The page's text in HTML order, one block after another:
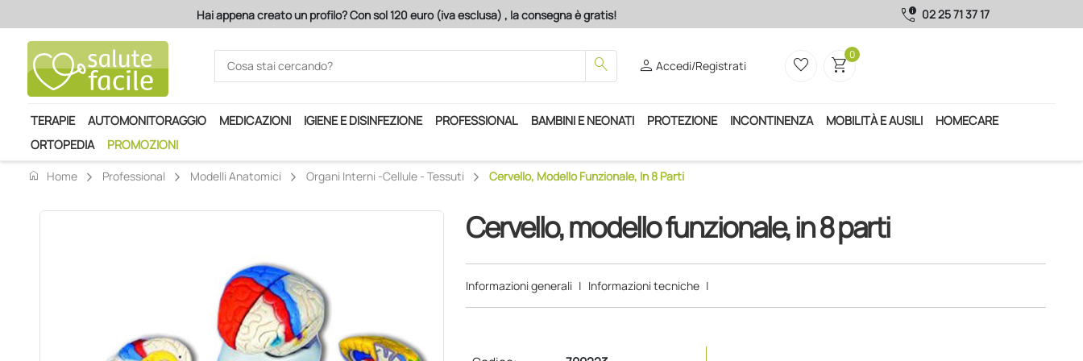
Hai appena creato un profilo? Con sol 120 euro (iva esclusa) , la consegna è gratis! call_quality 02 25 71 37 17
search personAccedi/Registrati favorite_border shopping_cart0
TERAPIE AUTOMONITORAGGIO MEDICAZIONI IGIENE E DISINFEZIONE PROFESSIONAL BAMBINI E NEONATI PROTEZIONE INCONTINENZA MOBILITÀ E AUSILI
HOMECARE
ORTOPEDIA
PROMOZIONI
home
Home Professional Modelli Anatomici Organi Interni -cellule - Tessuti Cervello, Modello Funzionale, In 8 Parti
Cervello, modello funzionale, in 8 parti
Informazioni generali | Informazioni tecniche |